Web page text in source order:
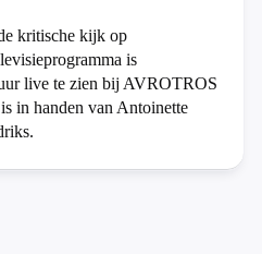
kritische kijk op
is
live te zien bij AVROTROS
in handen van Antoinette